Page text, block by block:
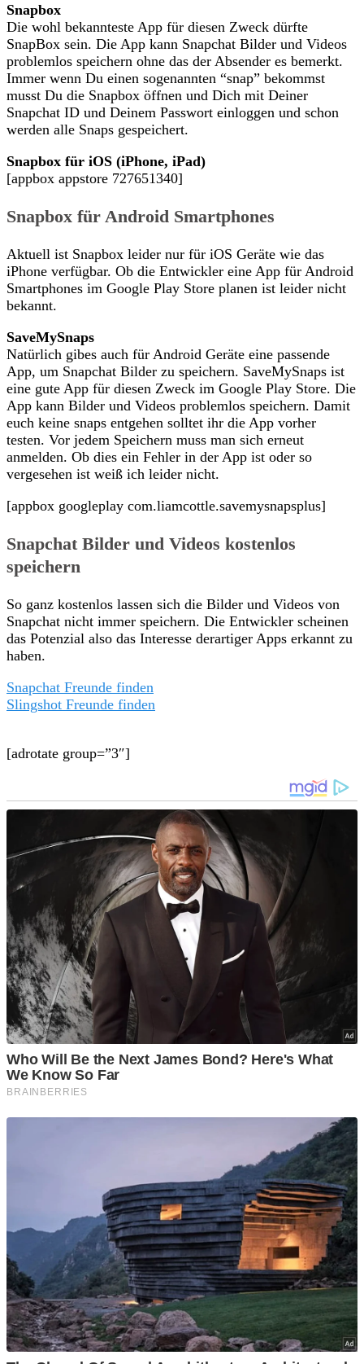
Snapbox
Die wohl bekannteste App für diesen Zweck dürfte
SnapBox sein. Die App kann Snapchat Bilder und Videos
problemlos speichern ohne das der Absender es bemerkt.
Immer wenn Du einen sogenannten “snap” bekommst
musst Du die Snapbox öffnen und Dich mit Deiner
Snapchat ID und Deinem Passwort einloggen und schon
werden alle Snaps gespeichert.
Snapbox für iOS (iPhone, iPad)
[appbox appstore 727651340]
Snapbox für Android Smartphones
Aktuell ist Snapbox leider nur für iOS Geräte wie das
iPhone verfügbar. Ob die Entwickler eine App für Android
Smartphones im Google Play Store planen ist leider nicht
bekannt.
SaveMySnaps
Natürlich gibes auch für Android Geräte eine passende
App, um Snapchat Bilder zu speichern. SaveMySnaps ist
eine gute App für diesen Zweck im Google Play Store. Die
App kann Bilder und Videos problemlos speichern. Damit
euch keine snaps entgehen solltet ihr die App vorher
testen. Vor jedem Speichern muss man sich erneut
anmelden. Ob dies ein Fehler in der App ist oder so
vergesehen ist weiß ich leider nicht.
[appbox googleplay com.liamcottle.savemysnapsplus]
Snapchat Bilder und Videos kostenlos
speichern
So ganz kostenlos lassen sich die Bilder und Videos von
Snapchat nicht immer speichern. Die Entwickler scheinen
das Potenzial also das Interesse derartiger Apps erkannt zu
haben.
Snapchat Freunde finden
Slingshot Freunde finden
[adrotate group=”3″]